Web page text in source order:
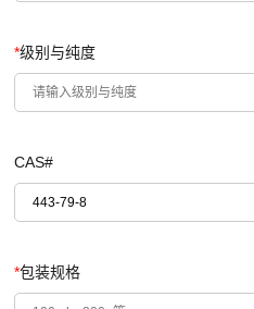
*级别与纯度
CAS#
*包装规格